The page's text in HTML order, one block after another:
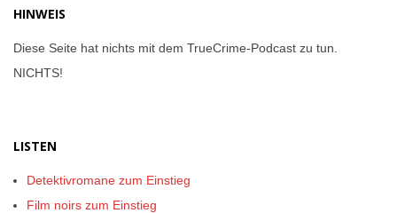
HINWEIS
Diese Seite hat nichts mit dem TrueCrime-Podcast zu tun.
NICHTS!
LISTEN
Detektivromane zum Einstieg
Film noirs zum Einstieg